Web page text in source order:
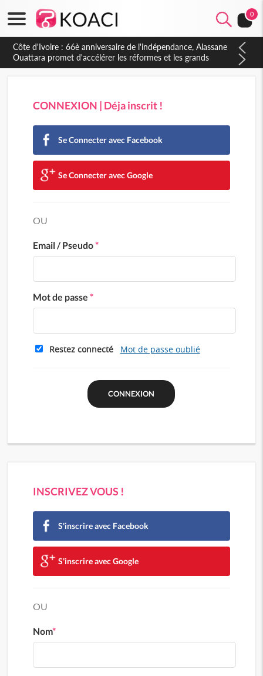
0
CONNEXION | Déja inscrit !
Se Connecter avec Facebook
Se Connecter avec Google
OU
Email / Pseudo*
Mot de passe *
Restez connecté Mot de passe oublié
INSCRIVEZ VOUS !
S'inscrire avec Facebook
S'inscrire avec Google
OU
Nom*